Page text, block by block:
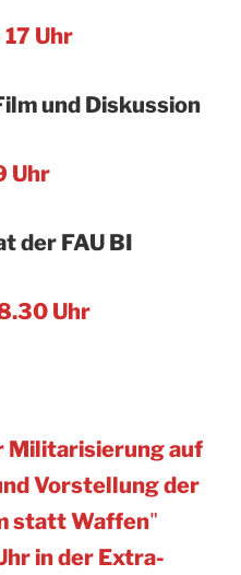
Uhr
und Diskussion
Uhr
der FAU BI
Uhr
Militarisierung auf
Vorstellung der
statt Waffen"
in der Extra-